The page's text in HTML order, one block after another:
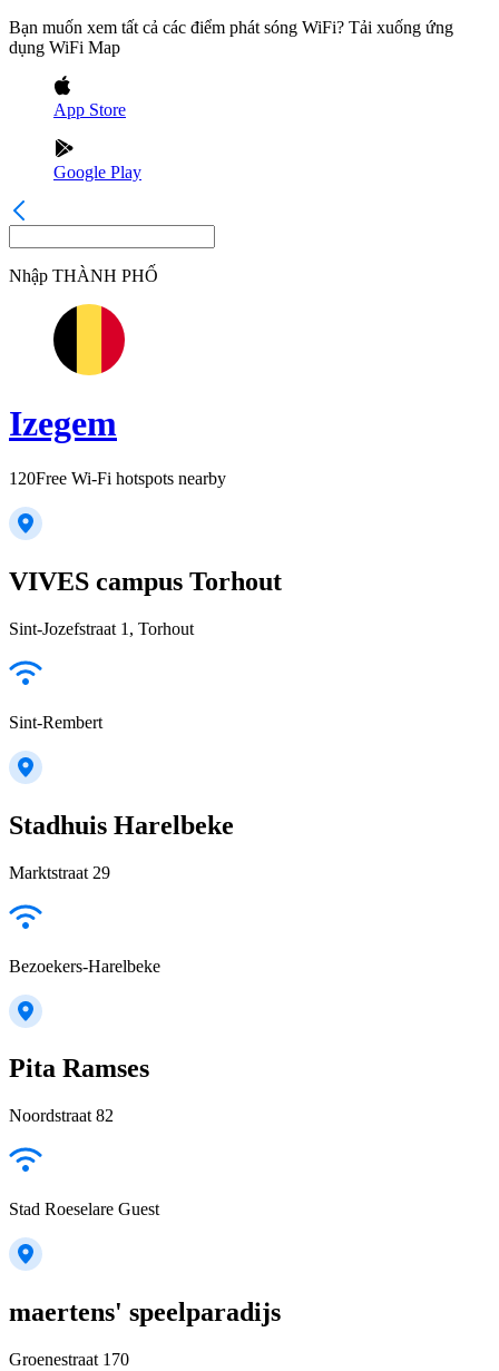
Bạn muốn xem tất cả các điểm phát sóng WiFi? Tải xuống ứng
dụng WiFi Map
App Store
Google Play
Nhập THÀNH PHỐ
Izegem
120Free Wi-Fi hotspots nearby
VIVES campus Torhout
Sint-Jozefstraat 1, Torhout
Sint-Rembert
Stadhuis Harelbeke
Marktstraat 29
Bezoekers-Harelbeke
Pita Ramses
Noordstraat 82
Stad Roeselare Guest
maertens' speelparadijs
Groenestraat 170